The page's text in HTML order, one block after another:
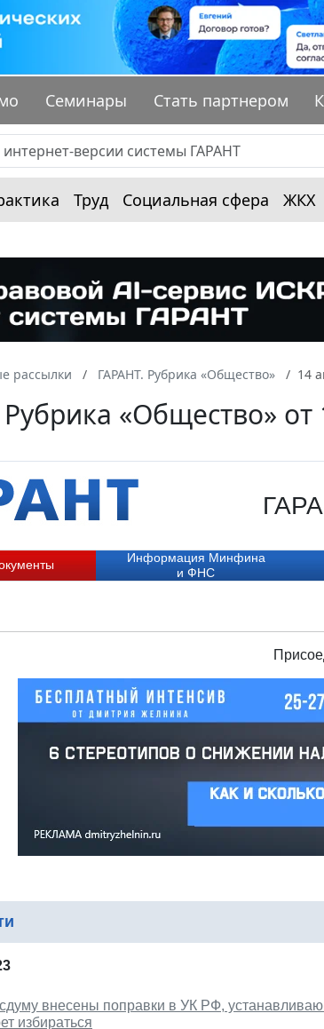
Семинары Стать партнером
Труд Социальная сфера ЖКХ
рассылки ГАРАНТ. Рубрика «Общество» 14
«Общество» от
Информация Минфина
и ФНС
внесены поправки в УК РФ,
избираться